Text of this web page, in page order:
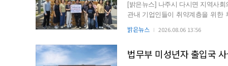
[밝은뉴스] 나주시 다시면 지역사
관내 기업인들이 취약계층을 위한
밝은뉴스 2026.08.06 13:56
법무부 미성년자 출입국